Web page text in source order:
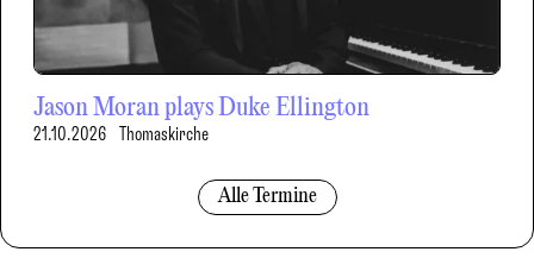
Jason Moran plays Duke Ellington
21.10.2026 Thomaskirche
Alle Termine